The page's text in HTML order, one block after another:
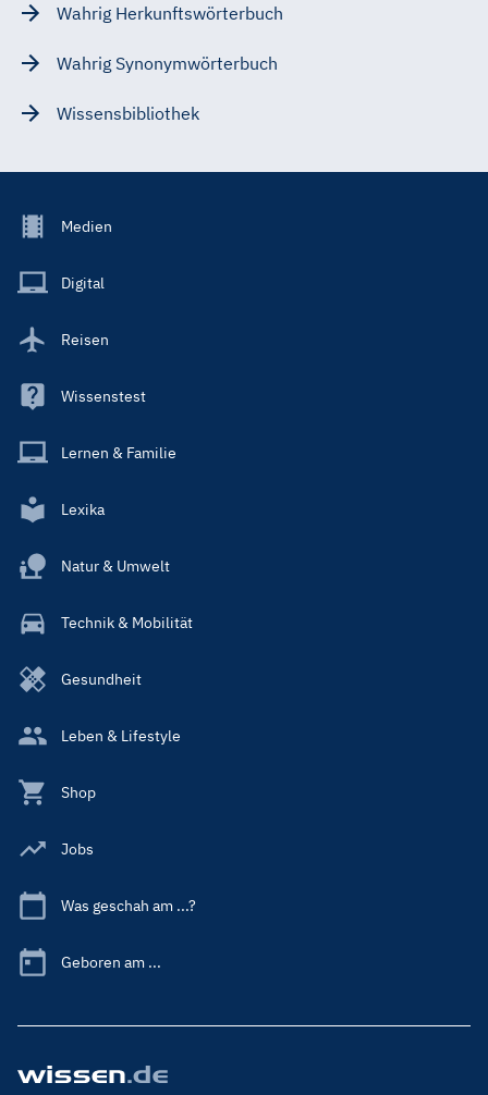
Wahrig Herkunftswörterbuch
Wahrig Synonymwörterbuch
Wissensbibliothek
Footer
Main
Medien
Digital
Reisen
Wissenstest
Lernen & Familie
Lexika
Natur & Umwelt
Technik & Mobilität
Gesundheit
Leben & Lifestyle
Shop
Jobs
Was geschah am ...?
Geboren am ...